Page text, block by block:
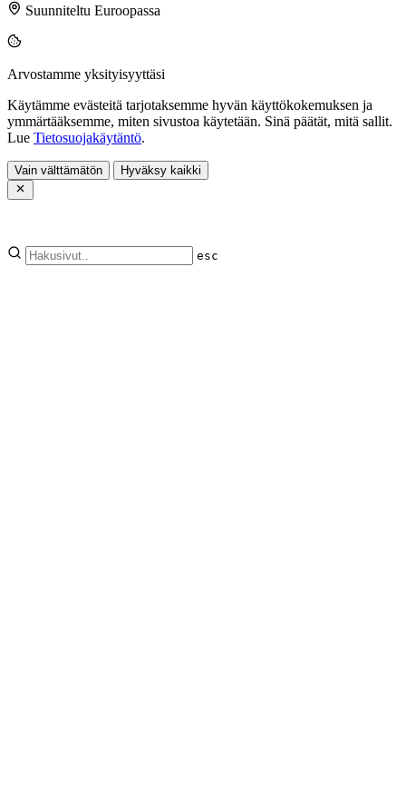
Suunniteltu Euroopassa
Arvostamme yksityisyyttäsi
Käytämme evästeitä tarjotaksemme hyvän käyttökokemuksen ja
ymmärtääksemme, miten sivustoa käytetään. Sinä päätät, mitä sallit.
Lue Tietosuojakäytäntö.
Vain välttämätön Hyväksy kaikki
esc